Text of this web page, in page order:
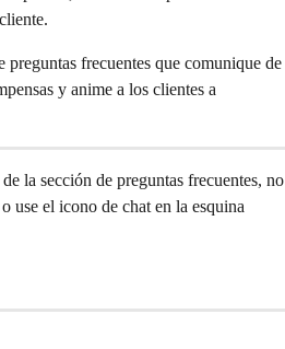
preguntas frecuentes que comunique de
y anime a los clientes a
la sección de preguntas frecuentes, no
o use el icono de chat en la esquina